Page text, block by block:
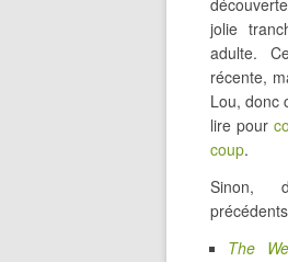
jolie
adulte.
récente,
Lou, donc
lire pour
coup.
Sinon,
The